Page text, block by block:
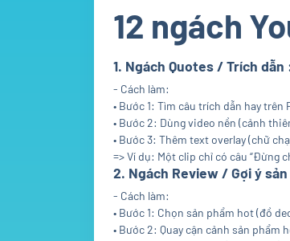
12 ngách
1. Ngách Quotes / Trích
- Cách làm:
• Bước 1: Tìm câu trích dẫn hay
• Bước 2: Dùng video nền (cảnh
• Bước 3: Thêm text overlay (chữ
=> Ví dụ: Một clip chỉ có câu “Đừng
2. Ngách Review / Gợi ý
- Cách làm:
• Bước 1: Chọn sản phẩm hot (đồ
• Bước 2: Quay cận cảnh sản phẩm